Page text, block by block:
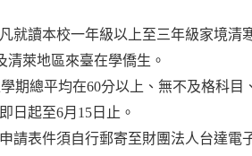
就讀本校一年級以上至三年級家境清
清萊地區來臺在學僑生。
期總平均在60分以上、無不及格科目
日起至6月15日止。
請表件須自行郵寄至財團法人台達電